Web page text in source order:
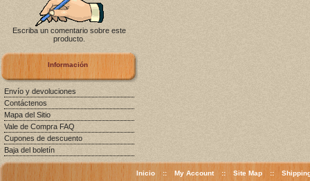
Escriba un comentario sobre este
producto.
Información
Envío y devoluciones
Contáctenos
Mapa del Sitio
Vale de Compra FAQ
Cupones de descuento
Baja del boletín
Inicio :: My Account :: Site Map ::